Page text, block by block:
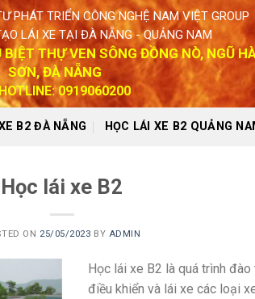
PHÁT TRIỂN CÔNG NGHỆ NAM VIỆT GROUP
LÁI XE TẠI ĐÀ NẴNG - QUẢNG NAM
THỰ VEN SÔNG ĐỒNG NÒ, NGŨ
SƠN, ĐÀ NẴNG
0919060200
B2 ĐÀ NẴNG HỌC LÁI XE B2 QUẢNG
Học lái xe B2
ON 25/05/2023 BY ADMIN
Học lái xe B2 là quá trình
điều khiển và lái xe các loại